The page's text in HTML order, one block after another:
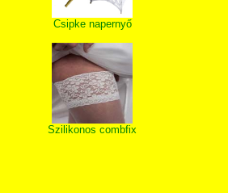
Csipke napernyő
Szilikonos combfix